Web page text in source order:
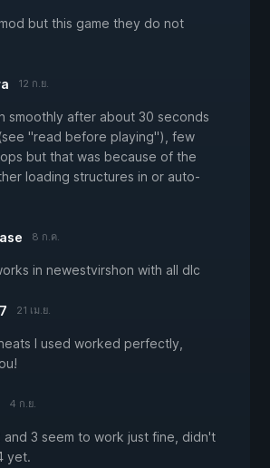
but this game they do not
12 ก.ย.
smoothly after about 30 seconds
"read before playing"), few
but that was because of the
loading structures in or auto-
8 ก.ค.
in newestvirshon with all dlc
21 เม.ย.
I used worked perfectly,
4 ก.ย.
and 3 seem to work just fine, didn't
yet.